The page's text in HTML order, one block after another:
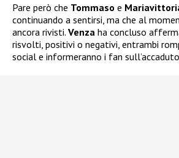
Pare però che Tommaso e
continuando a sentirsi, ma che al
ancora rivisti. Venza ha concluso
risvolti, positivi o negativi, entrambi
social e informeranno i fan